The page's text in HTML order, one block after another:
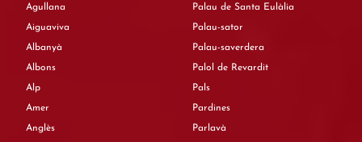
Agullana
Aiguaviva
Albanyà
Albons
Alp
Amer
Anglès
Palau de Santa Eulàlia
Palau-sator
Palau-saverdera
Palol de Revardit
Pals
Pardines
Parlavà